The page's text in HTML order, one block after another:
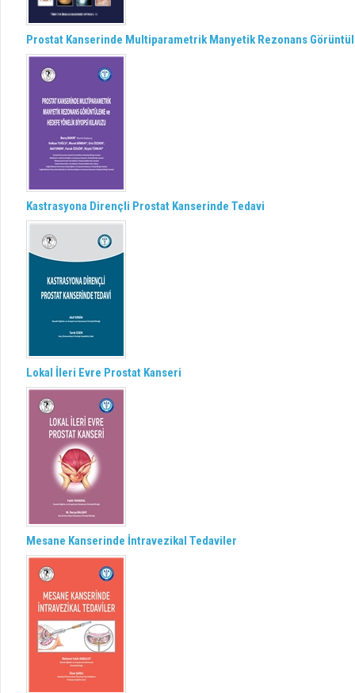
Prostat Kanserinde Multiparametrik Manyetik Rezonans
Kastrasyona Dirençli Prostat Kanserinde Tedavi
Lokal İleri Evre Prostat Kanseri
Mesane Kanserinde İntravezikal Tedaviler